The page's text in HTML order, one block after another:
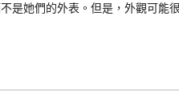
是她們的外表。但是，外觀可能